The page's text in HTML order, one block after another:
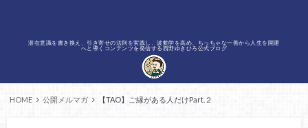
潜在意識を書き換え、引き寄せの法則を実践し、波動学を高め、ちっちゃな一善から人生を開運
へと導くコンテンツを発信する西野ゆきひろ公式ブログ
HOME 公開メルマガ 【TAO】ご縁がある人だけPart.２